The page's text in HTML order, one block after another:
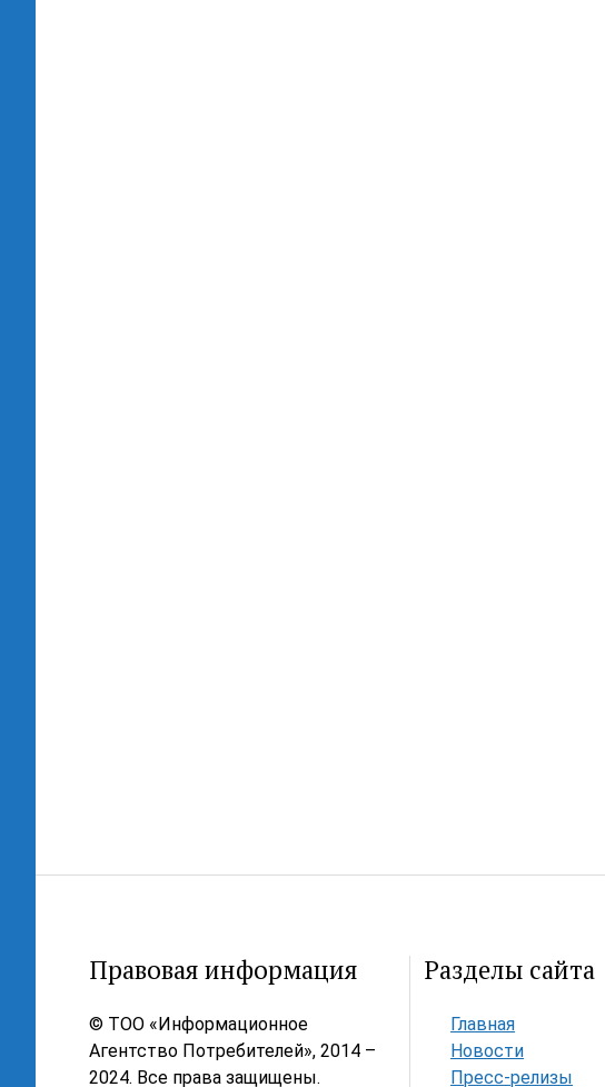
Правовая информация
© ТОО «Информационное
Агентство Потребителей», 2014 –
2024. Все права защищены.
Разделы сайта
Главная
Новости
Пресс-релизы